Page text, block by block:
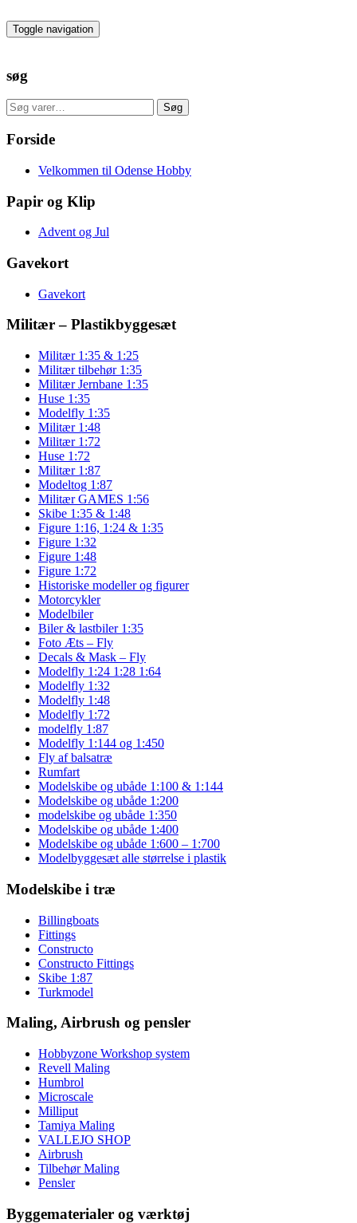
to
the
Toggle navigation
søg
Søg
efter:
Søg
Forside
Velkommen til Odense Hobby
Papir og Klip
Advent og Jul
Gavekort
Gavekort
Militær – Plastikbyggesæt
Militær 1:35 & 1:25
Militær tilbehør 1:35
Militær Jernbane 1:35
Huse 1:35
Modelfly 1:35
Militær 1:48
Militær 1:72
Huse 1:72
Militær 1:87
Modeltog 1:87
Militær GAMES 1:56
Skibe 1:35 & 1:48
Figure 1:16, 1:24 & 1:35
Figure 1:32
Figure 1:48
Figure 1:72
Historiske modeller og figurer
Motorcykler
Modelbiler
Biler & lastbiler 1:35
Foto Æts – Fly
Decals & Mask – Fly
Modelfly 1:24 1:28 1:64
Modelfly 1:32
Modelfly 1:48
Modelfly 1:72
modelfly 1:87
Modelfly 1:144 og 1:450
Fly af balsatræ
Rumfart
Modelskibe og ubåde 1:100 & 1:144
Modelskibe og ubåde 1:200
modelskibe og ubåde 1:350
Modelskibe og ubåde 1:400
Modelskibe og ubåde 1:600 – 1:700
Modelbyggesæt alle størrelse i plastik
Modelskibe i træ
Billingboats
Fittings
Constructo
Constructo Fittings
Skibe 1:87
Turkmodel
Maling, Airbrush og pensler
Hobbyzone Workshop system
Revell Maling
Humbrol
Microscale
Milliput
Tamiya Maling
VALLEJO SHOP
Airbrush
Tilbehør Maling
Pensler
Byggematerialer og værktøj